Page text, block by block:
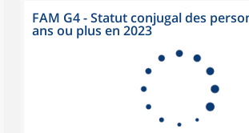
FAM G4 - Statut conjugal des
ans ou plus en 2023